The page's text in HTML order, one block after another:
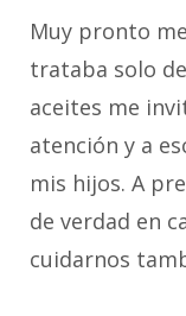
Muy pronto
trataba solo
aceites me
atención y a
mis hijos. A
de verdad en
cuidarnos